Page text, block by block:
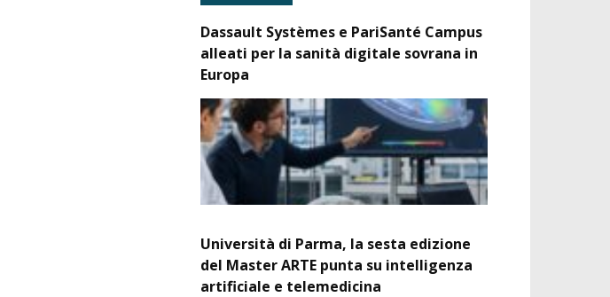
Dassault Systèmes e PariSanté Campus
alleati per la sanità digitale sovrana in
Europa
Università di Parma, la sesta edizione
del Master ARTE punta su intelligenza
artificiale e telemedicina